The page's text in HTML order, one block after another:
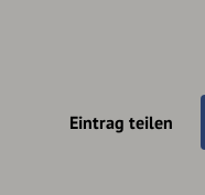
Eintrag teilen